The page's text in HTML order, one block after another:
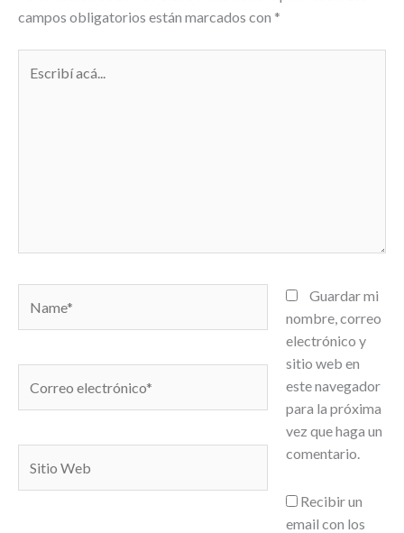
campos obligatorios están marcados con *
acá...
electrónico*
Web
Guardar mi
nombre, correo
electrónico y
sitio web en
este navegador
para la próxima
vez que haga un
comentario.
Recibir un
email con los